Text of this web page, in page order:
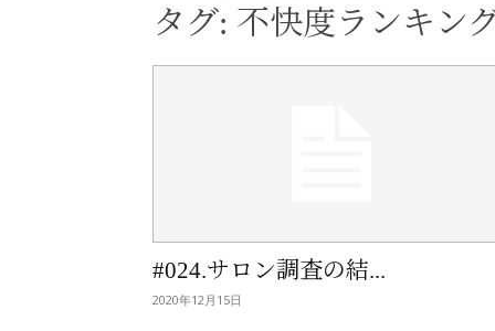
タグ: 不快度ランキン
#024.サロン調査の結...
2020年12月15日